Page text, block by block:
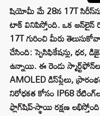
షియోమీ మే 28న 17T సిరీస్‌ను
టాక్ వినిపిస్తోంది. ఒక ఆన్‌లైన్
17T గురించి మీరు
చేసింది: స్పెసిఫికేషన్లు, ధర,
ఉన్నాయి. ఈ రెండు
AMOLED డిస్‌ప్లేలు,
నిరోధకత కోసం IP68
ఫ్లాగ్‌షిప్-స్థాయి రక్షణ